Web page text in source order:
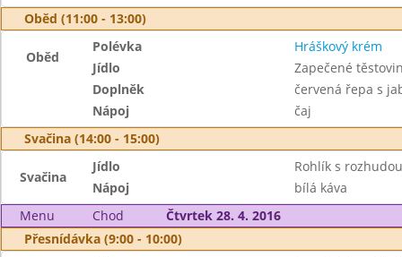
Oběd (11:00 - 13:00)
Oběd
Polévka
Hráškový krém
Jídlo
Zapečené
Doplněk
červená řepa s
Nápoj
čaj
Svačina (14:00 - 15:00)
Svačina
Jídlo
Rohlík s rozhudou
Nápoj
bílá káva
Menu
Chod
Čtvrtek 28. 4. 2016
Přesnídávka (9:00 - 10:00)